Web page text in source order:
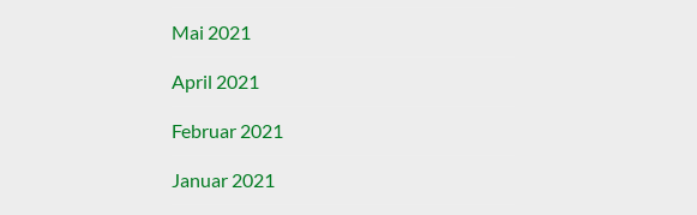
Mai 2021
April 2021
Februar 2021
Januar 2021